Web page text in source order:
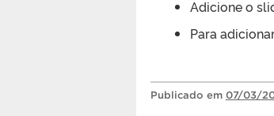
Adicione o
Para
Publicado em 07/03/